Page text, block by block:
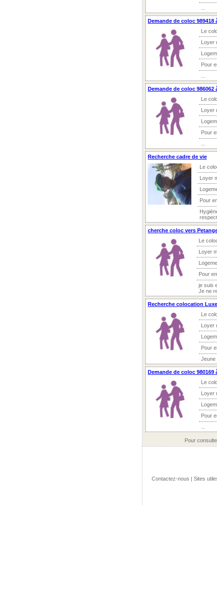
Demande de coloc 989418
Le
Loyer
Pour
Demande de coloc 986062
Le
Loyer
Pour
Recherche cadre de vie
Le
Loyer
Pour
cherche coloc vers
Le
Loyer
Pour
je suis
Je ne
Recherche colocation
Le
Loyer
Pour
Jeune
Demande de coloc 980169
Le
Loyer
Pour
Pour
Contactez-nous | Sites